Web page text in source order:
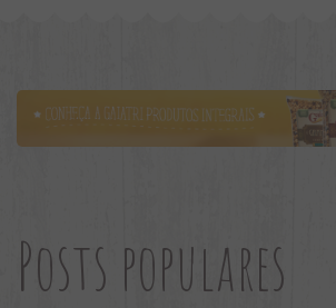
Posts populares